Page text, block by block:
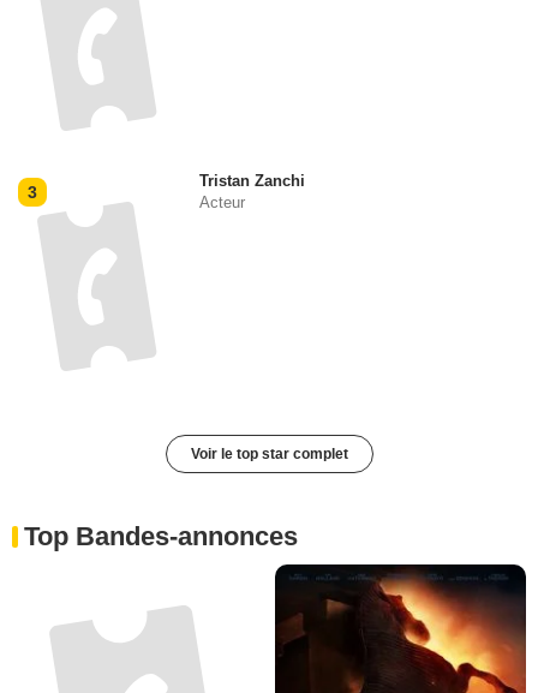
3
Tristan Zanchi
Acteur
Voir le top star complet
Top Bandes-annonces